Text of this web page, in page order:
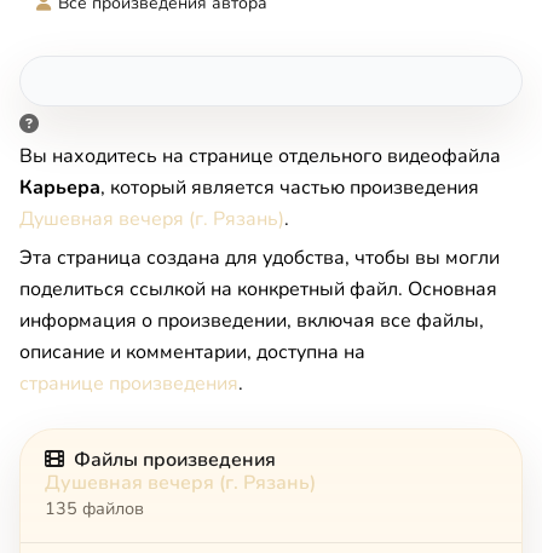
Вы находитесь на странице отдельного видеофайла
Карьера, который является частью произведения
Душевная вечеря (г. Рязань).
Эта страница создана для удобства, чтобы вы могли
поделиться ссылкой на конкретный файл. Основная
информация о произведении, включая все файлы,
описание и комментарии, доступна на
странице произведения.
Файлы произведения
Душевная вечеря (г. Рязань)
135 файлов